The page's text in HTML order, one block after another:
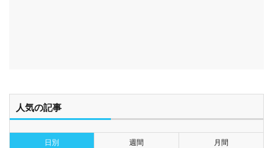
人気の記事
日別 週間 月間